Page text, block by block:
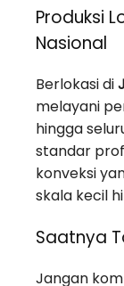
Produksi
Nasional
Berlokasi di
melayani
hingga
standar
konveksi
skala kecil
Saatnya
Jangan